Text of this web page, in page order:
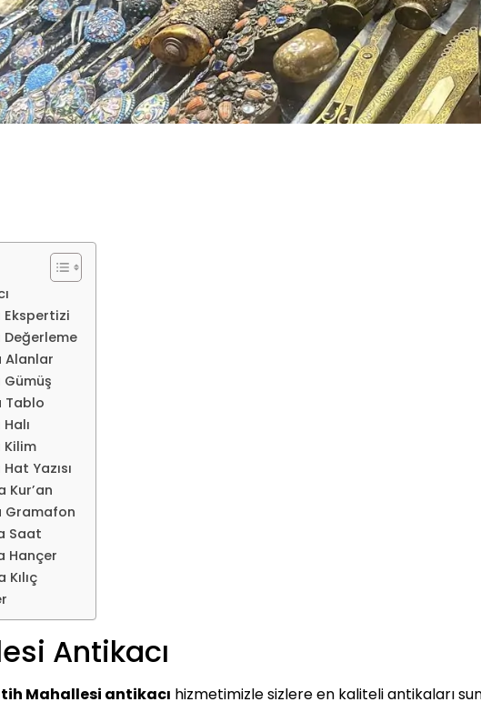
Alanlar
Tablo
Kilim
Yazısı
Kur’an
Gramafon
Saat
Hançer
Antikacı
Mahallesi antikacı hizmetimizle sizlere en kaliteli antikaları